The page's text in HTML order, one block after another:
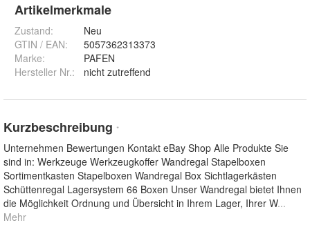
Artikelmerkmale
Zustand:
Neu
GTIN / EAN:
5057362313373
Marke:
PAFEN
Hersteller Nr.:
nicht zutreffend
Kurzbeschreibung *
Unternehmen Bewertungen Kontakt eBay Shop Alle Produkte Sie
sind in: Werkzeuge Werkzeugkoffer Wandregal Stapelboxen
Sortimentkasten Stapelboxen Wandregal Box Sichtlagerkästen
Schüttenregal Lagersystem 66 Boxen Unser Wandregal bietet Ihnen
die Möglichkeit Ordnung und Übersicht in Ihrem Lager, Ihrer W...
Mehr